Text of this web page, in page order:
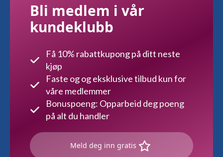
Bli medlem i vår
kundeklubb
Få 10% rabattkupong på ditt neste
kjøp
Faste og og eksklusive tilbud kun for
våre medlemmer
Bonuspoeng: Opparbeid deg poeng
på alt du handler
Meld deg inn gratis